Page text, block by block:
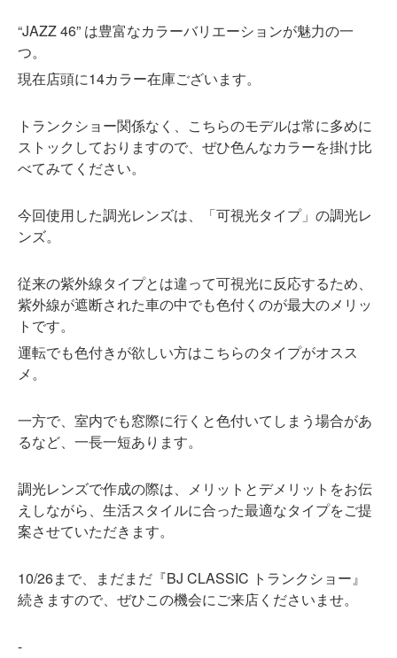
“JAZZ 46” は豊富なカラーバリエーションが魅力の一
つ。
現在店頭に14カラー在庫ございます。
トランクショー関係なく、こちらのモデルは常に多めに
ストックしておりますので、ぜひ色んなカラーを掛け比
べてみてください。
今回使用した調光レンズは、「可視光タイプ」の調光レ
ンズ。
従来の紫外線タイプとは違って可視光に反応するため、
紫外線が遮断された車の中でも色付くのが最大のメリッ
トです。
運転でも色付きが欲しい方はこちらのタイプがオスス
メ。
一方で、室内でも窓際に行くと色付いてしまう場合があ
るなど、一長一短あります。
調光レンズで作成の際は、メリットとデメリットをお伝
えしながら、生活スタイルに合った最適なタイプをご提
案させていただきます。
10/26まで、まだまだ『BJ CLASSIC トランクショー』
続きますので、ぜひこの機会にご来店くださいませ。
-